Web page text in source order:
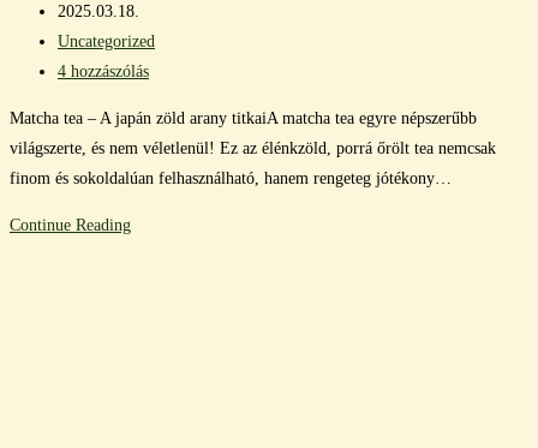
author:
Post
published:
2025.03.18.
Post
category:
Uncategorized
Post
4 hozzászólás
Matcha tea – A japán zöld arany titkaiA matcha tea egyre népszerűbb
világszerte, és nem véletlenül! Ez az élénkzöld, porrá őrölt tea nemcsak
finom és sokoldalúan felhasználható, hanem rengeteg jótékony…
Continue ReadingMatcha